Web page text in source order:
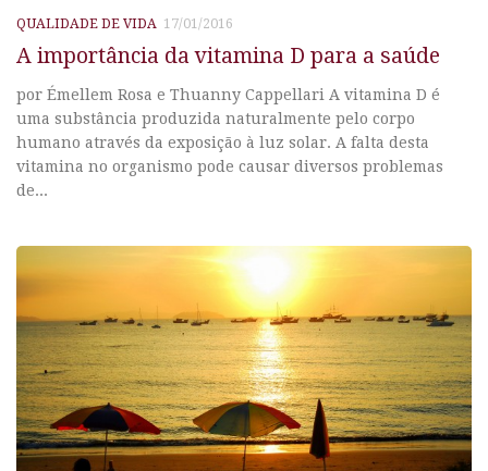
QUALIDADE DE VIDA 17/01/2016
A importância da vitamina D para a saúde
por Émellem Rosa e Thuanny Cappellari A vitamina D é
uma substância produzida naturalmente pelo corpo
humano através da exposição à luz solar. A falta desta
vitamina no organismo pode causar diversos problemas
de...